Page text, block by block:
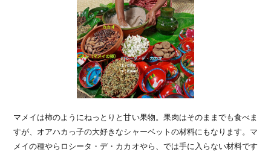
マメイは柿のようにねっとりと甘い果物。果肉はそのままでも食べま
すが、オアハカっ子の大好きなシャーベットの材料にもなります。マ
メイの種やらロシータ・デ・カカオやら、では手に入らない材料です